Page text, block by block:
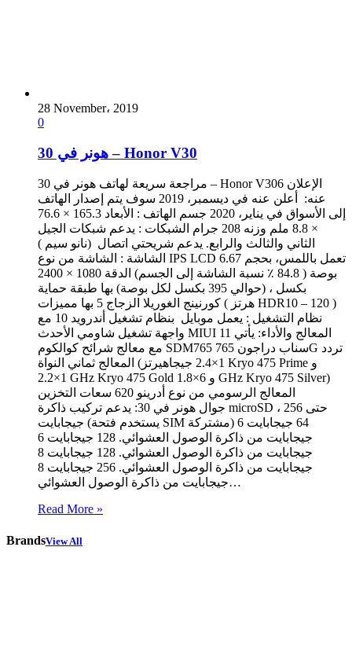
28 November، 2019
0
هونر في 30 – Honor V30
مراجعة سريعة لهاتف هونر في 30 – Honor V306 الإعلان
عنه: أعلن عنه في ديسمبر، 2019 سوف يتم إصدار الهاتف
إلى الأسواق في يناير، 2020 جسم الهاتف : الأبعاد 165.3 × 76.6
× 8.8 ملم وزنه 208 جرام الشبكات : يدعم شبكات الجيل
الثاني والثالث والرابع. يدعم شريحتي اتصال (نانو سيم )
الشاشة : الشاشة من نوع IPS LCD تعمل باللمس، بحجم 6.67
بوصة ( 84.8 ٪ نسبة الشاشة إلى الجسم) الدقة 1080 × 2400
بكسل ، (حوالي 395 بكسل لكل بوصة) بها طبقة حماية
كورنينج الغوريلا الزجاج 5 بها مميزات ( هرتز HDR10 – 120 )
نظام التشغيل : يعمل موبايل بنظام تشغيل أندرويد 10 مع
واجهة تشغيل شاومي الأحدث MIUI 11 المعالج والأداء: يأتي
مع معالج شرائح كوالكوم SDM765 سناب دراجون 765G تردد
المعالج ثماني النواة (1×2.4 جيجاهيرتز Kryo 475 Prime و
1×2.2 GHz Kryo 475 Gold و 6×1.8 GHz Kryo 475 Silver)
المعالج الرسومي من نوع أدرينو 620 سعات التخزين
جوال هونر في 30: يدعم تركيب ذاكرة microSD ، حتى 256
جيجابايت (يستخدم فتحة SIM مشتركة) 64 جيجابايت 6
جيجابايت من ذاكرة الوصول العشوائي. 128 جيجابايت 6
جيجابايت من ذاكرة الوصول العشوائي. 128 جيجابايت 8
جيجابايت من ذاكرة الوصول العشوائي. 256 جيجابايت 8
جيجابايت من ذاكرة الوصول العشوائي…
Read More »
BrandsView All